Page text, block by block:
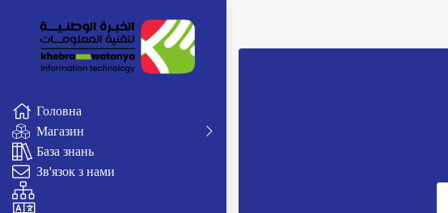
Головна
Магазин
База знань
Зв'язок з нами